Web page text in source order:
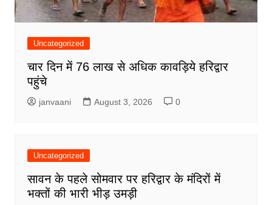
Uncategorized
चार दिन में 76 लाख से अधिक कावड़िये हरिद्वार
पहुंचे
janvaani August 3, 2026 0
Uncategorized
सावन के पहले सोमवार पर हरिद्वार के मंदिरों में
भक्तों की भारी भीड़ उमड़ी